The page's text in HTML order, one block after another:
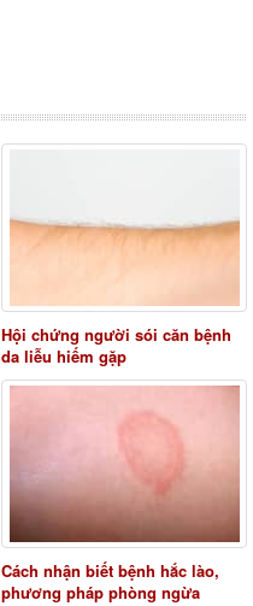
Hội chứng người sói căn bệnh
da liễu hiếm gặp
Cách nhận biết bệnh hắc lào,
phương pháp phòng ngừa